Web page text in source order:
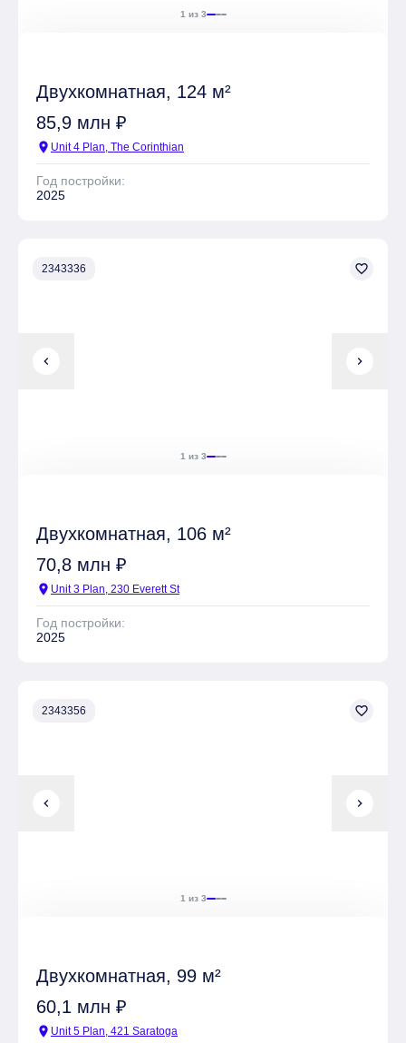
1 из 3
Двухкомнатная, 124 м²
85,9 млн ₽
location_on Unit 4 Plan, The Corinthian
Год постройки:
2025
chevron_left chevron_right
1 из 3
2343336 favorite_border
Двухкомнатная, 106 м²
70,8 млн ₽
location_on Unit 3 Plan, 230 Everett St
Год постройки:
2025
chevron_left chevron_right
1 из 3
2343356 favorite_border
Двухкомнатная, 99 м²
60,1 млн ₽
location_on Unit 5 Plan, 421 Saratoga